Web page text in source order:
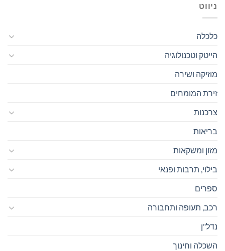
ניווט
כלכלה
הייטק וטכנולוגיה
מוזיקה ושירה
זירת המומחים
צרכנות
בריאות
מזון ומשקאות
בילוי, תרבות ופנאי
ספרים
רכב, תעופה ותחבורה
נדל"ן
השכלה וחינוך